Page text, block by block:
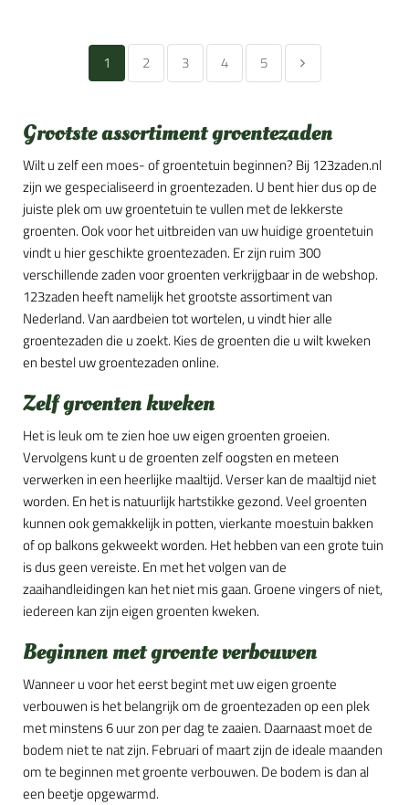
1 2 3 4 5
Grootste assortiment groentezaden
Wilt u zelf een moes- of groentetuin beginnen? Bij 123zaden.nl
zijn we gespecialiseerd in groentezaden. U bent hier dus op de
juiste plek om uw groentetuin te vullen met de lekkerste
groenten. Ook voor het uitbreiden van uw huidige groentetuin
vindt u hier geschikte groentezaden. Er zijn ruim 300
verschillende zaden voor groenten verkrijgbaar in de webshop.
123zaden heeft namelijk het grootste assortiment van
Nederland. Van aardbeien tot wortelen, u vindt hier alle
groentezaden die u zoekt. Kies de groenten die u wilt kweken
en bestel uw groentezaden online.
Zelf groenten kweken
Het is leuk om te zien hoe uw eigen groenten groeien.
Vervolgens kunt u de groenten zelf oogsten en meteen
verwerken in een heerlijke maaltijd. Verser kan de maaltijd niet
worden. En het is natuurlijk hartstikke gezond. Veel groenten
kunnen ook gemakkelijk in potten, vierkante moestuin bakken
of op balkons gekweekt worden. Het hebben van een grote tuin
is dus geen vereiste. En met het volgen van de
zaaihandleidingen kan het niet mis gaan. Groene vingers of niet,
iedereen kan zijn eigen groenten kweken.
Beginnen met groente verbouwen
Wanneer u voor het eerst begint met uw eigen groente
verbouwen is het belangrijk om de groentezaden op een plek
met minstens 6 uur zon per dag te zaaien. Daarnaast moet de
bodem niet te nat zijn. Februari of maart zijn de ideale maanden
om te beginnen met groente verbouwen. De bodem is dan al
een beetje opgewarmd.